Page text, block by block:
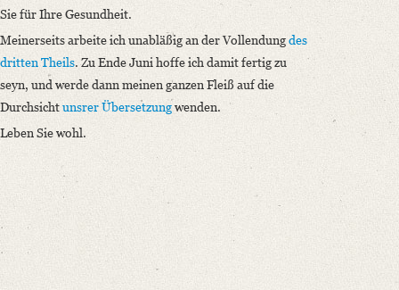
Sie für Ihre Gesundheit.
Meinerseits arbeite ich unabläßig an der Vollendungdes
dritten Theils. Zu Ende Juni hoffe ich damit fertig zu
seyn, und werde dann meinen ganzen Fleiß auf die
Durchsichtunsrer Übersetzungwenden.
Leben Sie wohl.